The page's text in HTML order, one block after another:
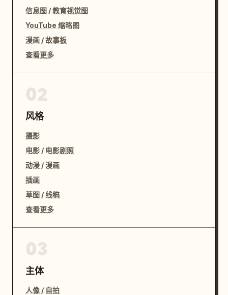
信息图 / 教育视觉图
YouTube 缩略图
漫画 / 故事板
查看更多
风格
摄影
电影 / 电影剧照
动漫 / 漫画
插画
草图 / 线稿
查看更多
主体
人像 / 自拍